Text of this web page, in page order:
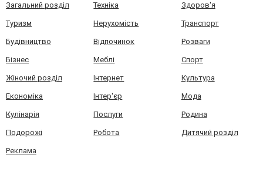
Загальний розділ Техніка Здоров'я
Туризм Нерухомість Транспорт
Будівництво Відпочинок Розваги
Бізнес Меблі Спорт
Жіночий розділ Інтернет Культура
Економіка Інтер'єр Мода
Кулінарія Послуги Родина
Подорожі Робота Дитячий розділ
Реклама